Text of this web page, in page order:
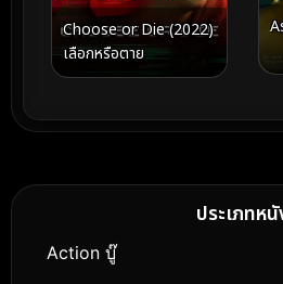
Choose or Die (2022)
เลือกหรือตาย
ประเภทห
Action บู๊